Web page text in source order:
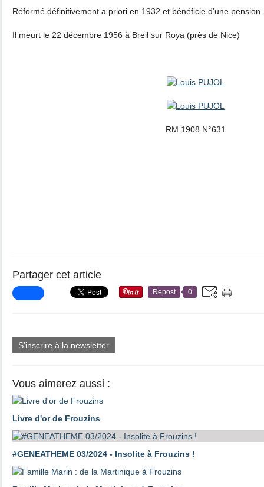
Réformé définitivement a priori en 1932 et bénéficie d'une pension
Il meurt le 22 décembre 1956 à Breil sur Roya (près de Nice)
RM 1908 N°631
Partager cet article
Repost 0
S'inscrire à la newsletter
Vous aimerez aussi :
Livre d'or de Frouzins
#GENEATHEME 03/2024 - Insolite à Frouzins !